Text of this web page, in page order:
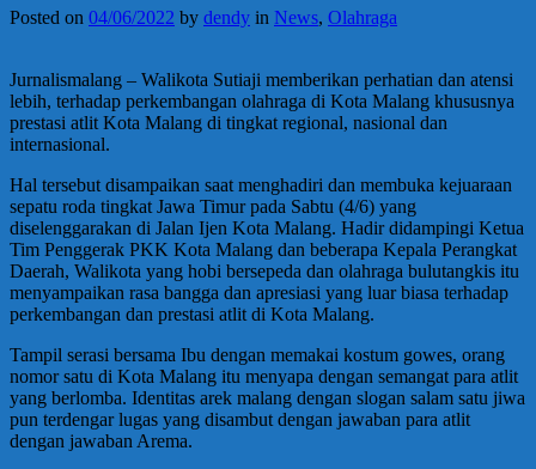
Posted on 04/06/2022 by dendy in News, Olahraga
Jurnalismalang – Walikota Sutiaji memberikan perhatian dan atensi
lebih, terhadap perkembangan olahraga di Kota Malang khususnya
prestasi atlit Kota Malang di tingkat regional, nasional dan
internasional.
Hal tersebut disampaikan saat menghadiri dan membuka kejuaraan
sepatu roda tingkat Jawa Timur pada Sabtu (4/6) yang
diselenggarakan di Jalan Ijen Kota Malang. Hadir didampingi Ketua
Tim Penggerak PKK Kota Malang dan beberapa Kepala Perangkat
Daerah, Walikota yang hobi bersepeda dan olahraga bulutangkis itu
menyampaikan rasa bangga dan apresiasi yang luar biasa terhadap
perkembangan dan prestasi atlit di Kota Malang.
Tampil serasi bersama Ibu dengan memakai kostum gowes, orang
nomor satu di Kota Malang itu menyapa dengan semangat para atlit
yang berlomba. Identitas arek malang dengan slogan salam satu jiwa
pun terdengar lugas yang disambut dengan jawaban para atlit
dengan jawaban Arema.